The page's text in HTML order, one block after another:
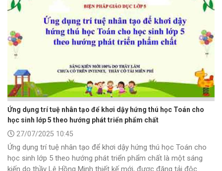
Ứng dụng trí tuệ nhân tạo để khơi dậy hứng thú học Toán cho
học sinh lớp 5 theo hướng phát triển phẩm chất
27/07/2025 10:45
Ứng dụng trí tuệ nhân tạo để khơi dậy hứng thú học Toán cho
học sinh lớp 5 theo hướng phát triển phẩm chất là một sáng
kiến do thầy Lê Hồng Minh thiết kế mới, được đăng tải độc